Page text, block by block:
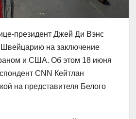
президент Джей Ди Вэнс
Швейцарию на заключение
и США. Об этом 18 июня
CNN Кейтлан
на представителя Белого